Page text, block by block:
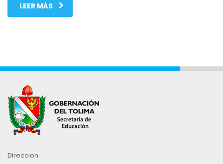
LEER MÁS
Direccion